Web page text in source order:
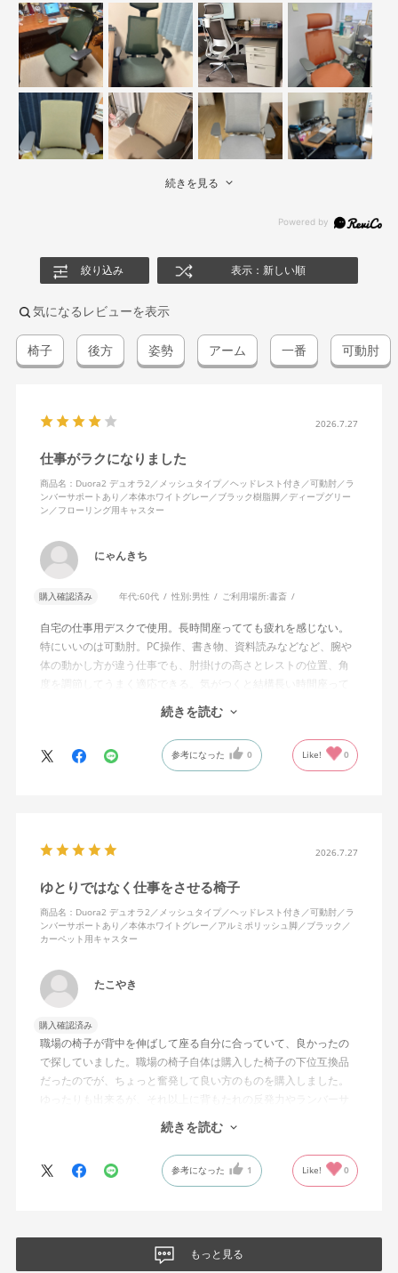
続きを見る
絞り込み 表示：新しい順
気になるレビューを表示
椅子 後方 姿勢 アーム 一番 可動肘
2026.7.27
仕事がラクになりました
商品名：Duora2 デュオラ2／メッシュタイプ／ヘッドレスト付き／可動肘／ラ
ンバーサポートあり／本体ホワイトグレー／ブラック樹脂脚／ディープグリー
ン／フローリング用キャスター
にゃんきち
購入確認済み 年代:60代 性別:男性 ご利用場所:書斎
自宅の仕事用デスクで使用。長時間座ってても疲れを感じない。
特にいいのは可動肘。PC操作、書き物、資料読みなどなど、腕や
体の動かし方が違う仕事でも、肘掛けの高さとレストの位置、角
度を調節してうまく適応できる。気がつくと結構長い時間座って
ランバーサポートは思ったよりやさしいサポート。従来使ってい
た骨盤サポートチェアよりも支える感じは緩やかだが、姿勢の崩
の夏の暑さを考えてメッシュを選んで正解。暑気が上がる2階の仕
ープグリーンも爽やかさを感じさせてGOOD。
シンプルで機能性の高いバランスのとれたチェア。背面とヘッド
レストにもたれかかるような使い方はまだあまりしていないが、
続きを読む
参考になった 0 Like! 0
2026.7.27
ゆとりではなく仕事をさせる椅子
商品名：Duora2 デュオラ2／メッシュタイプ／ヘッドレスト付き／可動肘／ラ
ンバーサポートあり／本体ホワイトグレー／アルミポリッシュ脚／ブラック／
カーペット用キャスター
たこやき
購入確認済み
職場の椅子が背中を伸ばして座る自分に合っていて、良かったの
で探していました。職場の椅子自体は購入した椅子の下位互換品
だったのでが、ちょっと奮発して良い方のものを購入しました。
ゆったりも出来るが、それ以上に背もたれの反発力やランバーサ
ポートを突き出したり出来るので、モニターに向かわす方にも力
が入っていて仕事をするにはすごく良い椅子でした。
続きを読む
参考になった 1 Like! 0
もっと見る